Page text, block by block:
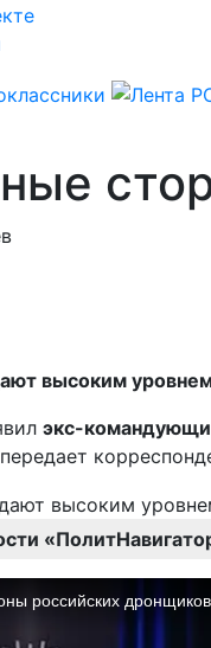
высоким
экс-